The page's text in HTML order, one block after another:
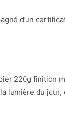
d’un
220g finition
lumière du